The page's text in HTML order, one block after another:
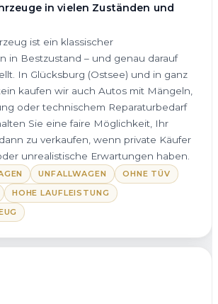
in vielen Zuständen und
ist ein klassischer
in Bestzustand – und genau darauf
In Glücksburg (Ostsee) und in ganz
kaufen wir auch Autos mit Mängeln,
oder technischem Reparaturbedarf
Sie eine faire Möglichkeit, Ihr
zu verkaufen, wenn private Käufer
unrealistische Erwartungen haben.
UNFALLWAGEN
OHNE TÜV
HOHE LAUFLEISTUNG